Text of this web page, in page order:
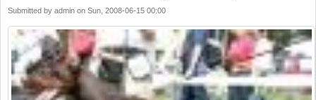
Submitted by admin on Sun, 2008-06-15 00:00